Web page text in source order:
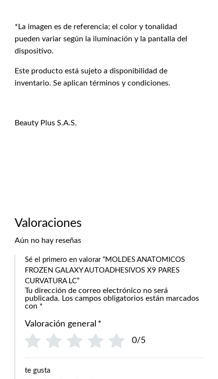
*La imagen es de referencia; el color y tonalidad
pueden variar según la iluminación y la pantalla del
dispositivo.
Este producto está sujeto a disponibilidad de
inventario. Se aplican términos y condiciones.
Beauty Plus S.A.S.
Valoraciones
Aún no hay reseñas
Sé el primero en valorar “MOLDES ANATOMICOS
FROZEN GALAXY AUTOADHESIVOS X9 PARES
CURVATURA LC”
Tu dirección de correo electrónico no será
publicada. Los campos obligatorios están marcados
con *
Valoración general *
0/5
te gusta